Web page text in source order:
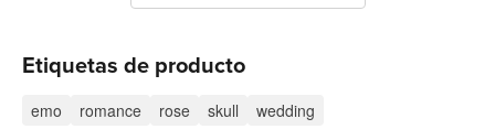
Etiquetas de producto
emo romance rose skull wedding